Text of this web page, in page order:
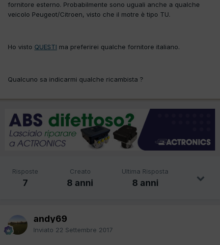
fornitore esterno. Probabilmente sono uguali anche a qualche
veicolo Peugeot/Citroen, visto che il motre è tipo TU.
Ho visto QUESTI ma preferirei qualche fornitore italiano.
Qualcuno sa indicarmi qualche ricambista ?
Risposte
7
Creato
8 anni
Ultima Risposta
8 anni
andy69
Inviato 22 Settembre 2017